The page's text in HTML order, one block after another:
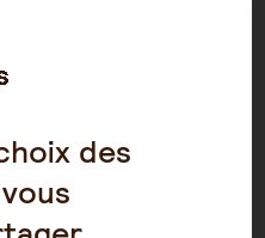
PLAN DU SITE
D’UTILISATION
des